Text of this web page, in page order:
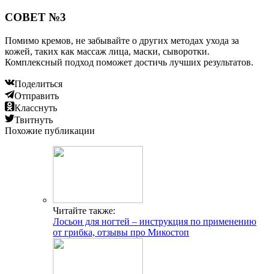
СОВЕТ №3
Помимо кремов, не забывайте о других методах ухода за
кожей, таких как массаж лица, маски, сыворотки.
Комплексный подход поможет достичь лучших результатов.
Поделиться
Отправить
Класснуть
Твитнуть
Похожие публикации
Читайте также:
Лосьон для ногтей – инструкция по применению
от грибка, отзывы про Микостоп